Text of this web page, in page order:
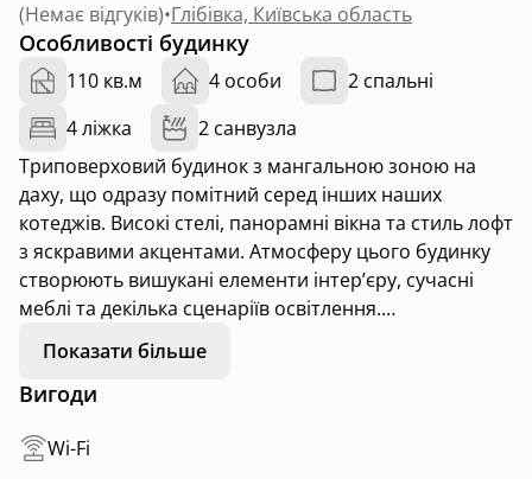
(Немає відгуків)•Глібівка, Київська область
Особливості будинку
110 кв.м 4 особи
2 спальні
4 ліжка
2 санвузла
Триповерховий будинок з мангальною зоною на
даху, що одразу помітний серед інших наших
котеджів. Високі стелі, панорамні вікна та стиль лофт
з яскравими акцентами. Атмосферу цього будинку
створюють вишукані елементи інтер’єру, сучасні
меблі та декілька сценаріїв освітлення.
4 місця
Показати більше
Вигоди
Wi-Fi